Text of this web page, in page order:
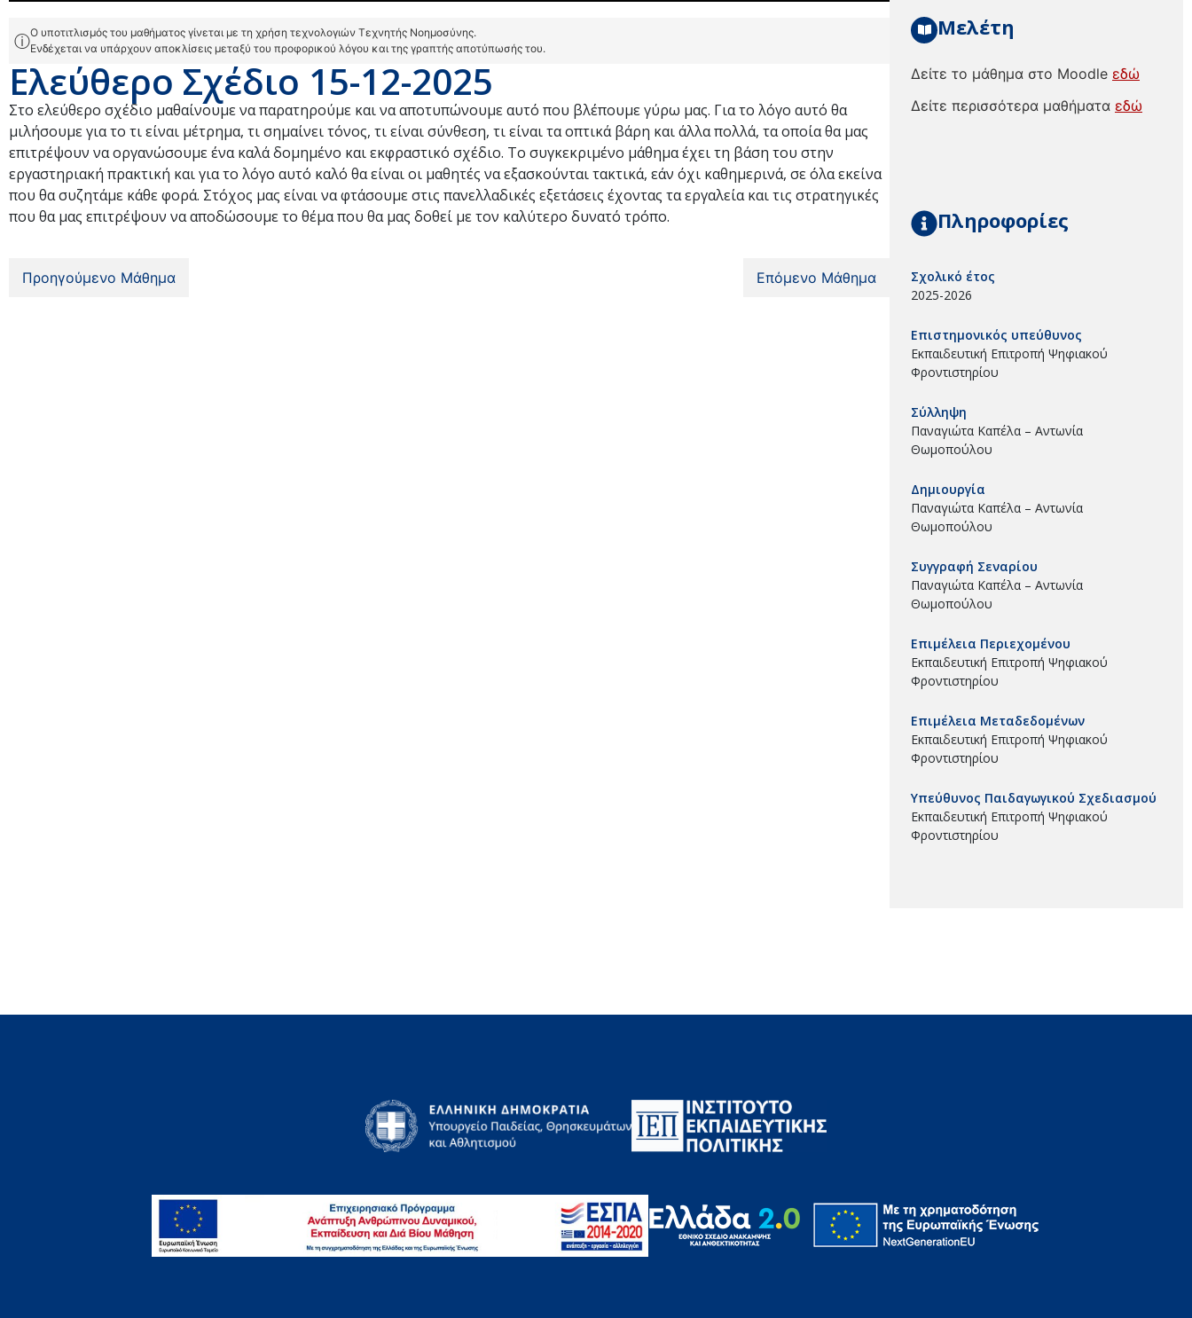
ⓘΟ υποτιτλισμός του μαθήματος γίνεται με τη χρήση τεχνολογιών Τεχνητής Νοημοσύνης.
Ενδέχεται να υπάρχουν αποκλίσεις μεταξύ του προφορικού λόγου και της γραπτής αποτύπωσής του.
Ελεύθερο Σχέδιο 15-12-2025
Στο ελεύθερο σχέδιο μαθαίνουμε να παρατηρούμε και να αποτυπώνουμε αυτό που βλέπουμε γύρω μας. Για το λόγο αυτό θα
μιλήσουμε για το τι είναι μέτρημα, τι σημαίνει τόνος, τι είναι σύνθεση, τι είναι τα οπτικά βάρη και άλλα πολλά, τα οποία θα μας
επιτρέψουν να οργανώσουμε ένα καλά δομημένο και εκφραστικό σχέδιο. Το συγκεκριμένο μάθημα έχει τη βάση του στην
εργαστηριακή πρακτική και για το λόγο αυτό καλό θα είναι οι μαθητές να εξασκούνται τακτικά, εάν όχι καθημερινά, σε όλα εκείνα
που θα συζητάμε κάθε φορά. Στόχος μας είναι να φτάσουμε στις πανελλαδικές εξετάσεις έχοντας τα εργαλεία και τις στρατηγικές
που θα μας επιτρέψουν να αποδώσουμε το θέμα που θα μας δοθεί με τον καλύτερο δυνατό τρόπο.
Προηγούμενο Μάθημα Επόμενο Μάθημα
Μελέτη
Δείτε το μάθημα στο Moodle εδώ
Δείτε περισσότερα μαθήματα εδώ
Πληροφορίες
Σχολικό έτος
2025-2026
Επιστημονικός υπεύθυνος
Εκπαιδευτική Επιτροπή Ψηφιακού
Φροντιστηρίου
Σύλληψη
Παναγιώτα Καπέλα – Αντωνία
Θωμοπούλου
Δημιουργία
Παναγιώτα Καπέλα – Αντωνία
Θωμοπούλου
Συγγραφή Σεναρίου
Παναγιώτα Καπέλα – Αντωνία
Θωμοπούλου
Επιμέλεια Περιεχομένου
Εκπαιδευτική Επιτροπή Ψηφιακού
Φροντιστηρίου
Επιμέλεια Μεταδεδομένων
Εκπαιδευτική Επιτροπή Ψηφιακού
Φροντιστηρίου
Υπεύθυνος Παιδαγωγικού Σχεδιασμού
Εκπαιδευτική Επιτροπή Ψηφιακού
Φροντιστηρίου